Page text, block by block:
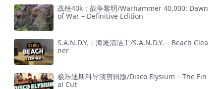
战锤40k：战争黎明/Warhammer 40,000: Dawn
of War – Definitive Edition
S.A.N.D.Y.：海滩清洁工/S.A.N.D.Y. – Beach Clea
ner
极乐迪斯科导演剪辑版/Disco Elysium – The Fin
al Cut